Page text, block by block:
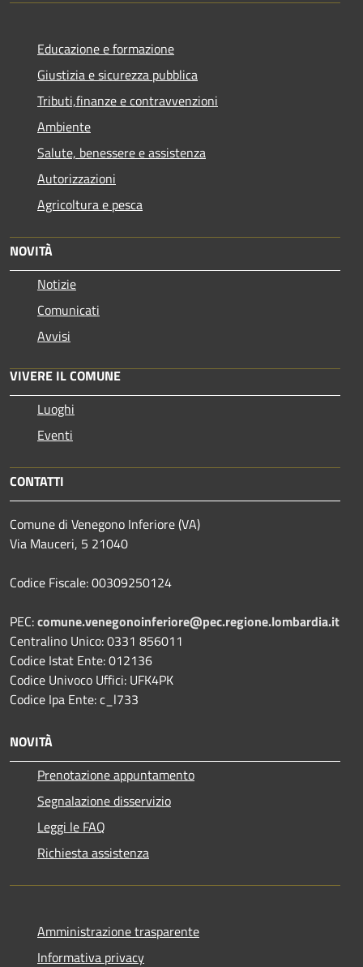
Educazione e formazione
Giustizia e sicurezza pubblica
Tributi,finanze e contravvenzioni
Ambiente
Salute, benessere e assistenza
Autorizzazioni
Agricoltura e pesca
NOVITÀ
Notizie
Comunicati
Avvisi
VIVERE IL COMUNE
Luoghi
Eventi
CONTATTI
Comune di Venegono Inferiore (VA)
Via Mauceri, 5 21040
Codice Fiscale: 00309250124
PEC:comune.venegonoinferiore@pec.regione.lombardia.it
Centralino Unico: 0331 856011
Codice Istat Ente: 012136
Codice Univoco Uffici: UFK4PK
Codice Ipa Ente: c_l733
NOVITÀ
Prenotazione appuntamento
Segnalazione disservizio
Leggi le FAQ
Richiesta assistenza
Amministrazione trasparente
Informativa privacy